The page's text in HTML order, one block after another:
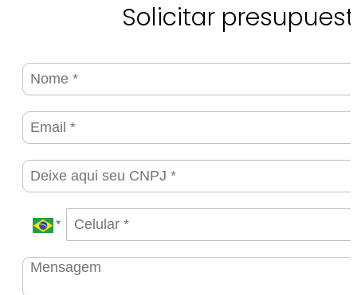
Solicitar